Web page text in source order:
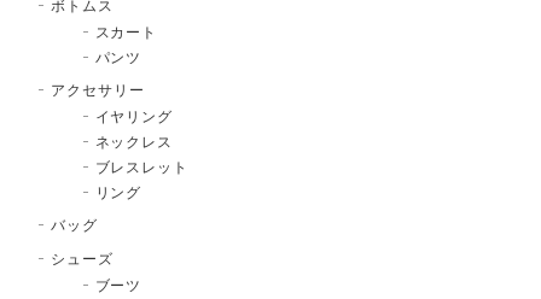
ボトムス
スカート
パンツ
アクセサリー
イヤリング
ネックレス
ブレスレット
リング
バッグ
シューズ
ブーツ